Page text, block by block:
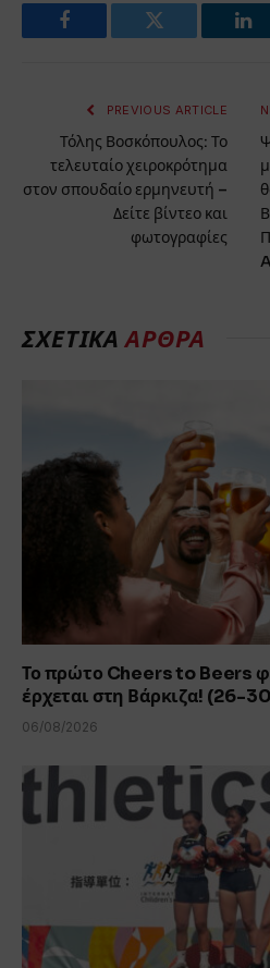
Facebook Twitter
PREVIOUS ARTICLE
Τόλης Βοσκόπουλος: Το
τελευταίο χειροκρότημα
στον σπουδαίο ερμηνευτή –
Δείτε βίντεο και
φωτογραφίες
ΣΧΕΤΙΚΑΑΡΘΡΑ
Το πρώτο Cheers to Beers
έρχεται στη Βάρκιζα! (26-
06/08/2026